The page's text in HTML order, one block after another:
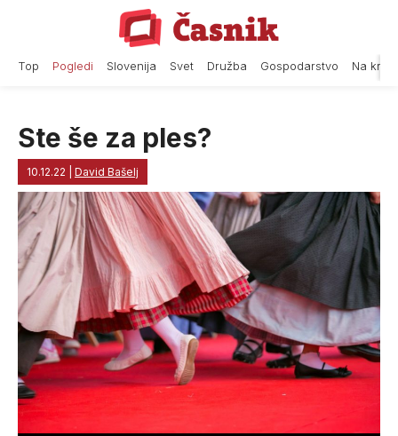
Top Pogledi Slovenija Svet Družba Gospodarstvo Na
Ste še za ples?
10.12.22 David Bašelj